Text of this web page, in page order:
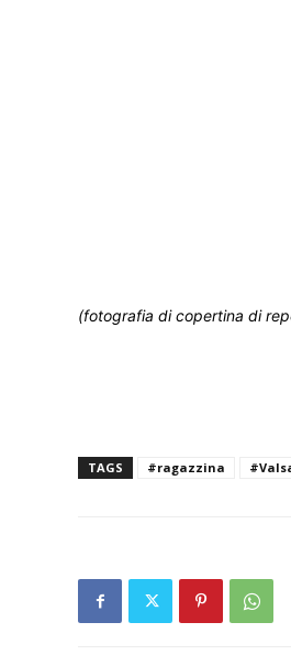
(fotografia di copertina di
TAGS #ragazzina